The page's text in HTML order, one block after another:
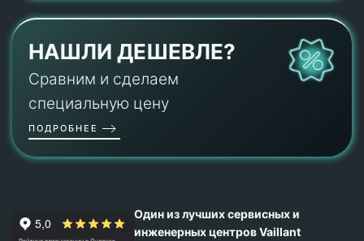
НАШЛИ ДЕШЕВЛЕ?
Сравним и сделаем
специальную цену
ПОДРОБНЕЕ
Один из лучших сервисных и
инженерных центров Vaillant